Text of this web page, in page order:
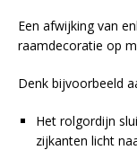
Een afwijking van
raamdecoratie op
Denk bijvoorbeeld
Het rolgordijn
zijkanten licht